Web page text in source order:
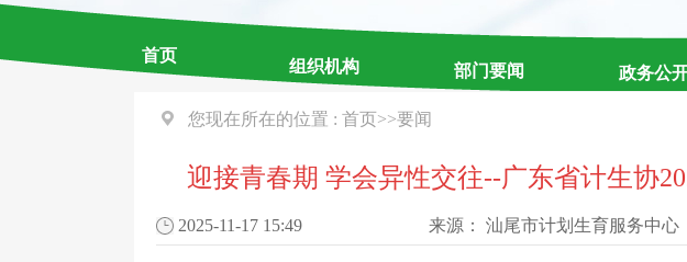
首页
组织机构 部门要闻 政务公
您现在所在的位置 : 首页>>要闻
迎接青春期 学会异性交往--广东省计生协
2025-11-17 15:49 来源： 汕尾市计划生育服务中心